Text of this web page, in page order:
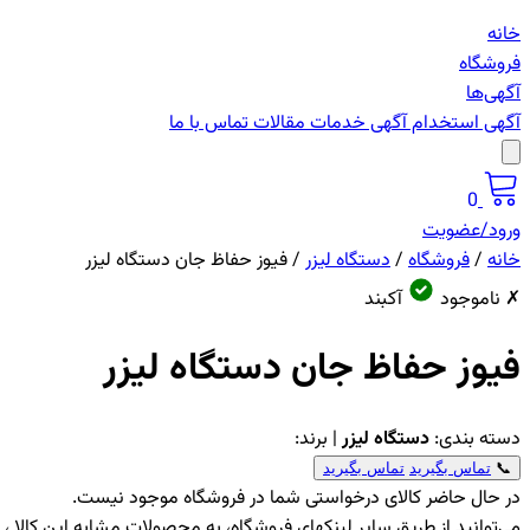
خانه
فروشگاه
آگهی‌ها
آگهی استخدامآگهی خدماتمقالاتتماس با ما
0
ورود/عضویت
خانه /فروشگاه /دستگاه لیزر /فیوز حفاظ جان دستگاه لیزر
✗ ناموجود
آکبند
فیوز حفاظ جان دستگاه لیزر
دسته بندی: دستگاه لیزر | برند:
📞 تماس بگیرید تماس بگیرید
در حال حاضر کالای درخواستی شما در فروشگاه موجود نیست.